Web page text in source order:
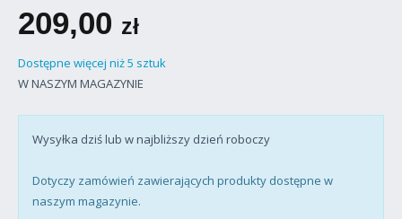
209,00 zł
Dostępne więcej niż 5 sztuk
W NASZYM MAGAZYNIE
Wysyłka dziś lub w najbliższy dzień roboczy
Dotyczy zamówień zawierających produkty dostępne w
naszym magazynie.